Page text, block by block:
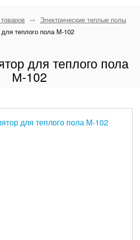
Электрические теплые полы
теплого пола М-102
для теплого пола
М-102